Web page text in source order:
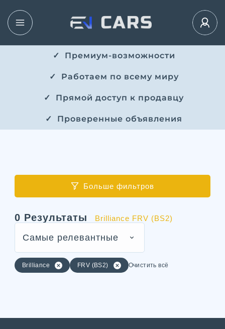
✓ ​​ Премиум-возможности
✓ ​ Работаем по всему миру
✓ ​ Прямой доступ к продавцу
✓ ​ Проверенные объявления
Больше фильтров
0 Результаты Brilliance FRV (BS2)
Самые релевантные
Brilliance FRV (BS2) Очистить всё